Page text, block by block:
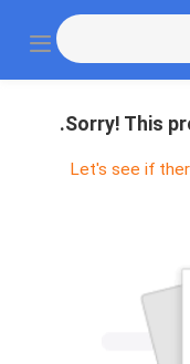
Sorry! This
Let's see if